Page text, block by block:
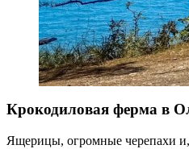
Крокодиловая ферма в
Ящерицы, огромные черепахи